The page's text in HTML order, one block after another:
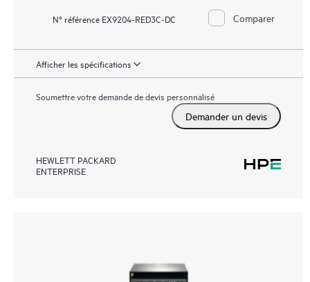
N° référence EX9204-RED3C-DC Comparer
Afficher les spécifications
Soumettre votre demande de devis personnalisé
Demander un devis
HEWLETT PACKARD
ENTERPRISE